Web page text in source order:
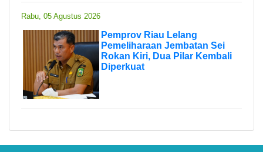
Rabu, 05 Agustus 2026
Pemprov Riau Lelang
Pemeliharaan Jembatan Sei
Rokan Kiri, Dua Pilar Kembali
Diperkuat